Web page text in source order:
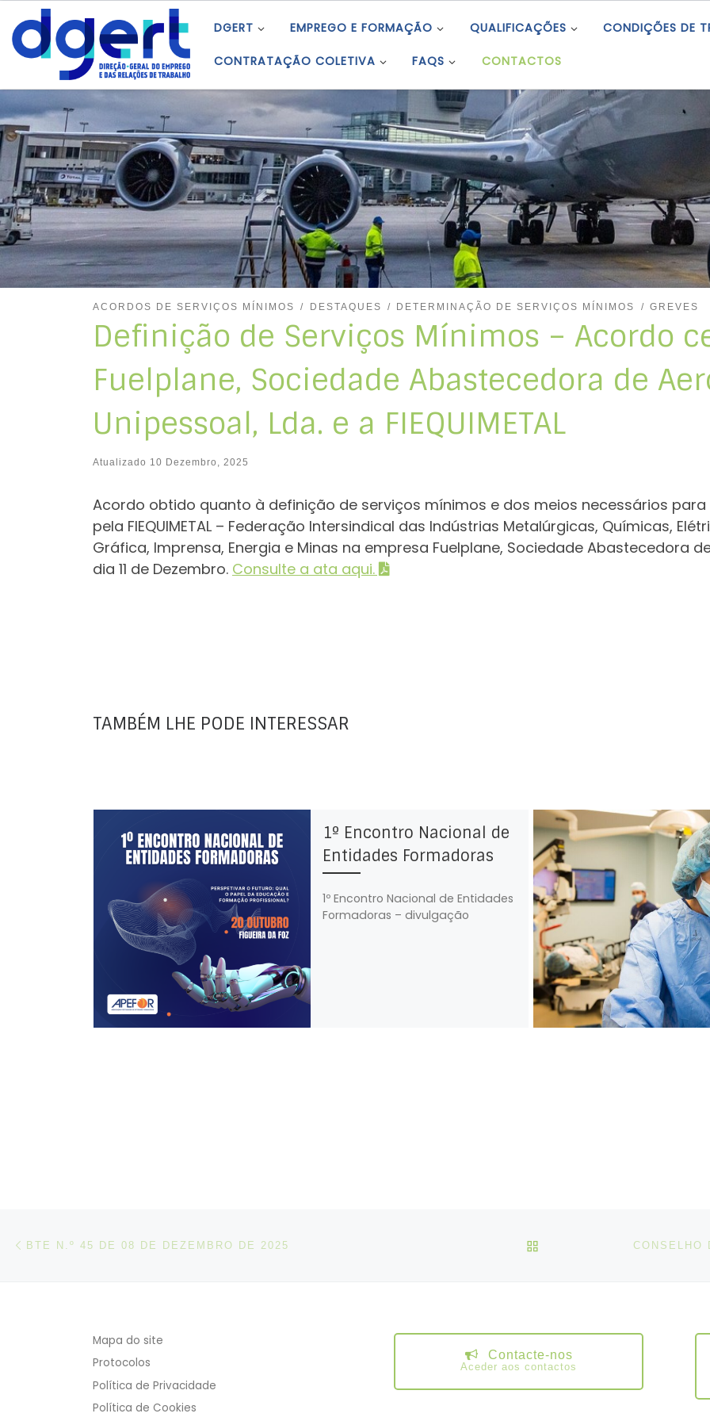
Skip to content DGERT EMPREGO E FORMAÇÃO QUALIFICAÇÕES CONDIÇÕES DE
CONTRATAÇÃO COLETIVA FAQS CONTACTOS
ACORDOS DE SERVIÇOS MÍNIMOS DESTAQUES DETERMINAÇÃO DE SERVIÇOS MÍNIMOS GREVES
Definição de Serviços Mínimos – Acordo
Fuelplane, Sociedade Abastecedora de
Unipessoal, Lda. e a FIEQUIMETAL
Atualizado 10 Dezembro, 2025
Acordo obtido quanto à definição de serviços mínimos e dos meios necessários
pela FIEQUIMETAL – Federação Intersindical das Indústrias Metalúrgicas, Químicas,
Gráfica, Imprensa, Energia e Minas na empresa Fuelplane, Sociedade Abastecedora
dia 11 de Dezembro. Consulte a ata aqui.
TAMBÉM LHE PODE INTERESSAR
1º Encontro Nacional de
Entidades Formadoras
1º Encontro Nacional de Entidades
Formadoras – divulgação
Post navigation
BTE N.º 45 DE 08 DE DEZEMBRO DE 2025 VOLTAR À LISTA DE
Mapa do site
Protocolos
Política de Privacidade
Política de Cookies
Contacte-nos
Aceder aos contactos